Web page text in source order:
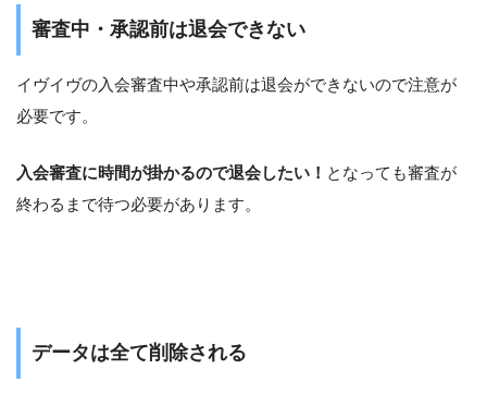
審査中・承認前は退会できない
イヴイヴの入会審査中や承認前は退会ができないので注意が
必要です。
入会審査に時間が掛かるので退会したい！ となっても審査が
終わるまで待つ必要があります。
データは全て削除される